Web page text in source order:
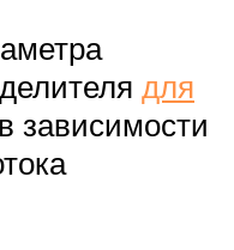
для
в зависимости